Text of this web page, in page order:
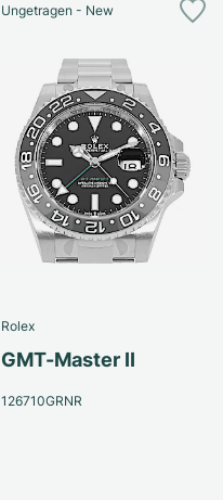
Ungetragen - New
Rolex
GMT-Master II
126710GRNR